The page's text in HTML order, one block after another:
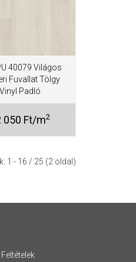
40079 Világos
Fuvallat Tölgy
Vinyl Padló
050 Ft/m2
1 - 16 / 25 (2 oldal)